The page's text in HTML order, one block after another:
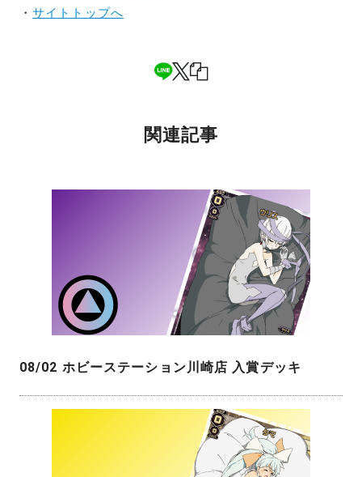
・サイトトップへ
関連記事
08/02 ホビーステーション川崎店 入賞デッキ